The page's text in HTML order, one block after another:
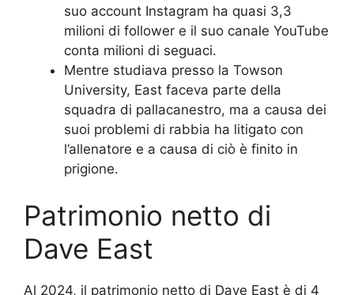
suo account Instagram ha quasi 3,3
milioni di follower e il suo canale YouTube
conta milioni di seguaci.
Mentre studiava presso la Towson
University, East faceva parte della
squadra di pallacanestro, ma a causa dei
suoi problemi di rabbia ha litigato con
l’allenatore e a causa di ciò è finito in
prigione.
Patrimonio netto di
Dave East
Al 2024, il patrimonio netto di Dave East è di 4